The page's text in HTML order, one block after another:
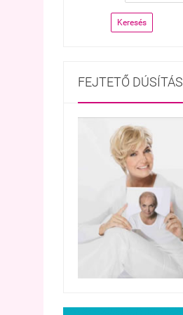
Keresés
FEJTETŐ DÚSÍTÁS